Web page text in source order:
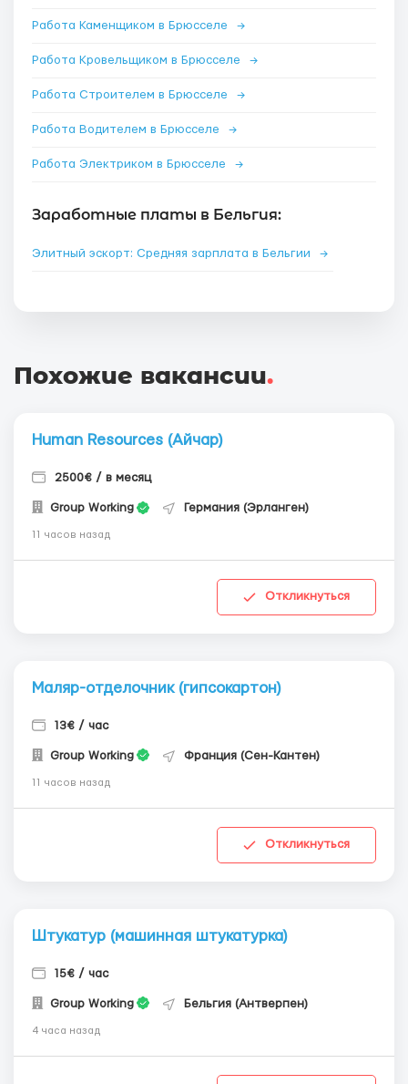
Работа Каменщиком в Брюсселе →
Работа Кровельщиком в Брюсселе →
Работа Строителем в Брюсселе →
Работа Водителем в Брюсселе →
Работа Электриком в Брюсселе →
Заработные платы в Бельгия:
Элитный эскорт: Средняя зарплата в Бельгии →
Похожие вакансии.
Human Resources (Айчар)
2500€ / в месяц
Group Working Германия (Эрланген)
11 часов назад
Откликнуться
Маляр-отделочник (гипсокартон)
13€ / час
Group Working Франция (Сен-Кантен)
11 часов назад
Откликнуться
Штукатур (машинная штукатурка)
15€ / час
Group Working Бельгия (Антверпен)
4 часа назад